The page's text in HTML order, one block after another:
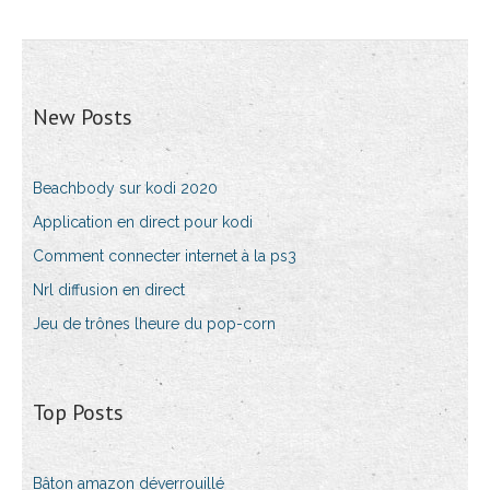
New Posts
Beachbody sur kodi 2020
Application en direct pour kodi
Comment connecter internet à la ps3
Nrl diffusion en direct
Jeu de trônes lheure du pop-corn
Top Posts
Bâton amazon déverrouillé